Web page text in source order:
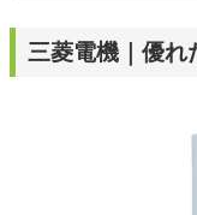
三菱電機｜優れ